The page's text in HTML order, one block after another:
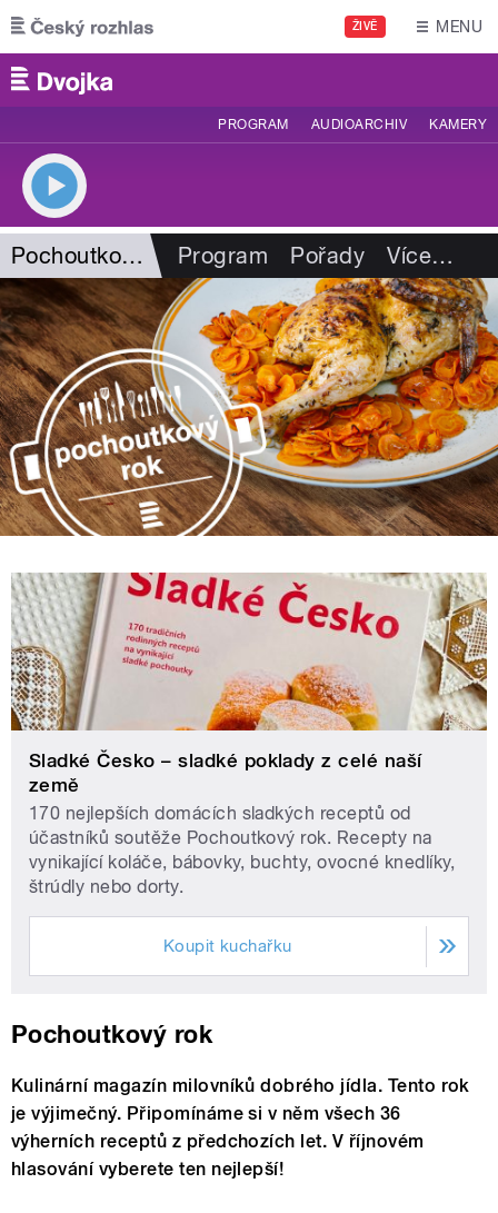
Přejít k hlavnímu obsahu
ŽIVĚ MENU
PROGRAM AUDIOARCHIV KAMERY
Pochoutkový rok Program Pořady Více…
Sladké Česko – sladké poklady z celé naší
země
170 nejlepších domácích sladkých receptů od
účastníků soutěže Pochoutkový rok. Recepty na
vynikající koláče, bábovky, buchty, ovocné knedlíky,
štrúdly nebo dorty.
Koupit kuchařku
Pochoutkový rok
Kulinární magazín milovníků dobrého jídla. Tento rok
je výjimečný. Připomínáme si v něm všech 36
výherních receptů z předchozích let. V říjnovém
hlasování vyberete ten nejlepší!